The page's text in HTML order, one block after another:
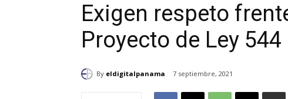
Exigen respeto
Proyecto de Ley 544
By eldigitalpanama 7 septiembre, 2021